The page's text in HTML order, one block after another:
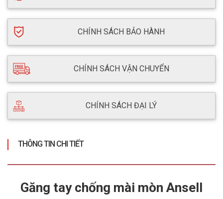
CHÍNH SÁCH BẢO HÀNH
CHÍNH SÁCH VẬN CHUYỂN
CHÍNH SÁCH ĐẠI LÝ
THÔNG TIN CHI TIẾT
Găng tay chống mài mòn Ansell